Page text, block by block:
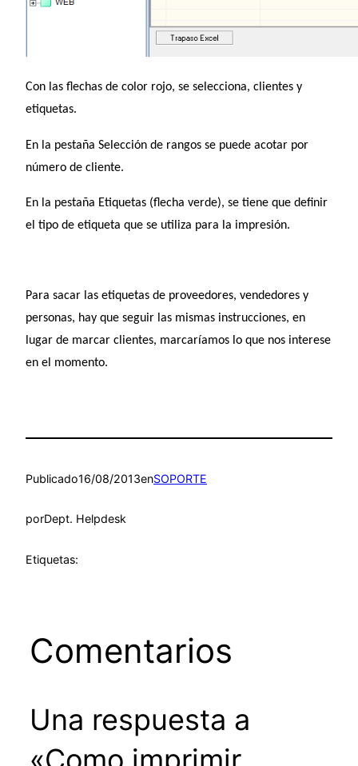
Con las flechas de color rojo, se selecciona, clientes y
etiquetas.
En la pestaña Selección de rangos se puede acotar por
número de cliente.
En la pestaña Etiquetas (flecha verde), se tiene que definir
el tipo de etiqueta que se utiliza para la impresión.
Para sacar las etiquetas de proveedores, vendedores y
personas, hay que seguir las mismas instrucciones, en
lugar de marcar clientes, marcaríamos lo que nos interese
en el momento.
Publicado16/08/2013enSOPORTE
porDept. Helpdesk
Etiquetas:
Comentarios
Una respuesta a